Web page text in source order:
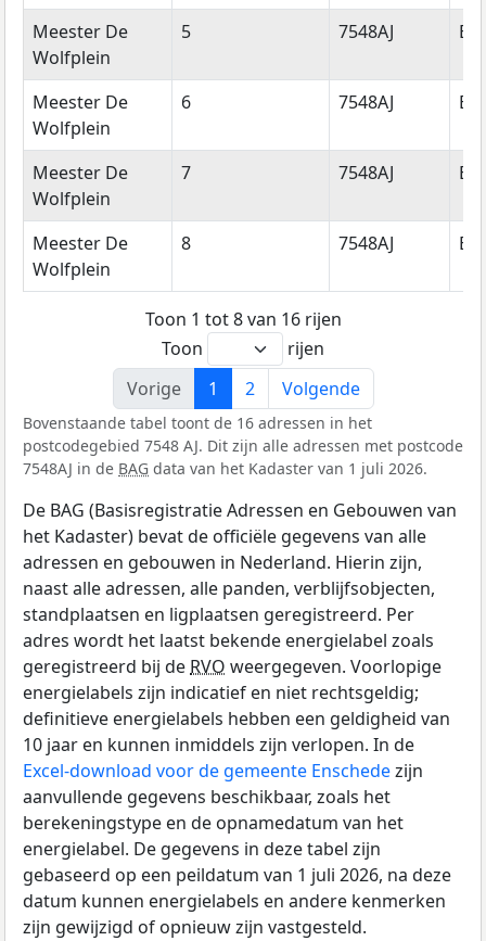
Meester De
Wolfplein
5 7548AJ
Meester De
Wolfplein
6 7548AJ
Meester De
Wolfplein
7 7548AJ
Meester De
Wolfplein
8 7548AJ
Toon 1 tot 8 van 16 rijen
Toon
rijen
Vorige
1 2 Volgende
Bovenstaande tabel toont de 16 adressen in het
postcodegebied 7548 AJ. Dit zijn alle adressen met postcode
7548AJ in de BAG data van het Kadaster van 1 juli 2026.
De BAG (Basisregistratie Adressen en Gebouwen van
het Kadaster) bevat de officiële gegevens van alle
adressen en gebouwen in Nederland. Hierin zijn,
naast alle adressen, alle panden, verblijfsobjecten,
standplaatsen en ligplaatsen geregistreerd. Per
adres wordt het laatst bekende energielabel zoals
geregistreerd bij de RVO weergegeven. Voorlopige
energielabels zijn indicatief en niet rechtsgeldig;
definitieve energielabels hebben een geldigheid van
10 jaar en kunnen inmiddels zijn verlopen. In de
Excel-download voor de gemeente Enschedezijn
aanvullende gegevens beschikbaar, zoals het
berekeningstype en de opnamedatum van het
energielabel. De gegevens in deze tabel zijn
gebaseerd op een peildatum van 1 juli 2026, na deze
datum kunnen energielabels en andere kenmerken
zijn gewijzigd of opnieuw zijn vastgesteld.